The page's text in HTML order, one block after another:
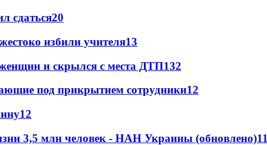
сдаться20
избили учителя13
и скрылся с места ДТП132
под прикрытием сотрудники12
12
3,5 млн человек - НАН Украины (обновлено)11